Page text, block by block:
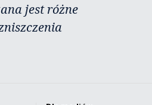
jest różne